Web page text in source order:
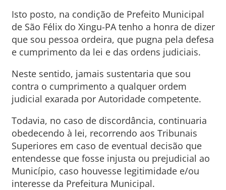
Isto posto, na condição de Prefeito Municipal
de São Félix do Xingu-PA tenho a honra de dizer
que sou pessoa ordeira, que pugna pela defesa
e cumprimento da lei e das ordens judiciais.
Neste sentido, jamais sustentaria que sou
contra o cumprimento a qualquer ordem
judicial exarada por Autoridade competente.
Todavia, no caso de discordância, continuaria
obedecendo à lei, recorrendo aos Tribunais
Superiores em caso de eventual decisão que
entendesse que fosse injusta ou prejudicial ao
Município, caso houvesse legitimidade e/ou
interesse da Prefeitura Municipal.